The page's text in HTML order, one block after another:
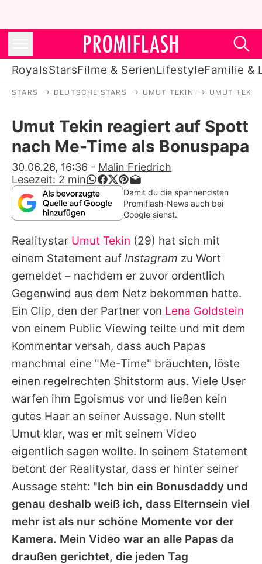
RoyalsStarsFilme & SerienLifestyleFamilie &
Stars
Filme & Serien
Lifestyle
Familie & Liebe
Alle Themen auf Promiflash
Jobs
App runterladen
Team
Redaktionelle Richtlinien
Impressum
Datenschutzerklärung
Nutzungsbedingungen
Utiq verwalten
STARS DEUTSCHE STARS UMUT TEKIN UMUT
Umut Tekin reagiert auf Spott
nach Me-Time als Bonuspapa
30.06.26, 16:36 - Malin Friedrich
Lesezeit: 2 min
Damit du die spannendsten
Promiflash-News auch bei
Google siehst.
Realitystar Umut Tekin (29) hat sich mit
einem Statement auf Instagram zu Wort
gemeldet – nachdem er zuvor ordentlich
Gegenwind aus dem Netz bekommen hatte.
Ein Clip, den der Partner von Lena Goldstein
von einem Public Viewing teilte und mit dem
Kommentar versah, dass auch Papas
manchmal eine "Me-Time" bräuchten, löste
einen regelrechten Shitstorm aus. Viele User
warfen ihm Egoismus vor und ließen kein
gutes Haar an seiner Aussage. Nun stellt
Umut klar, was er mit seinem Video
eigentlich sagen wollte. In seinem Statement
betont der Realitystar, dass er hinter seiner
Aussage steht: "Ich bin ein Bonusdaddy und
genau deshalb weiß ich, dass Elternsein viel
mehr ist als nur schöne Momente vor der
Kamera. Mein Video war an alle Papas da
draußen gerichtet, die jeden Tag